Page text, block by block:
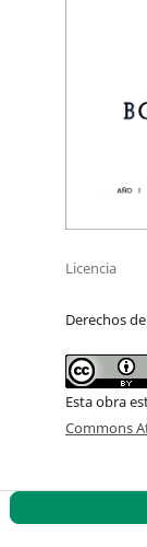
Licencia
Derechos
Esta obra
Commons